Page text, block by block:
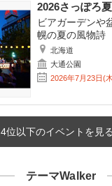
2026さっぽろ
ビアガーデンや
幌の夏の風物詩
北海道
大通公園
2026年7月23日(
4位以下のイベントを見る
テーマWalker